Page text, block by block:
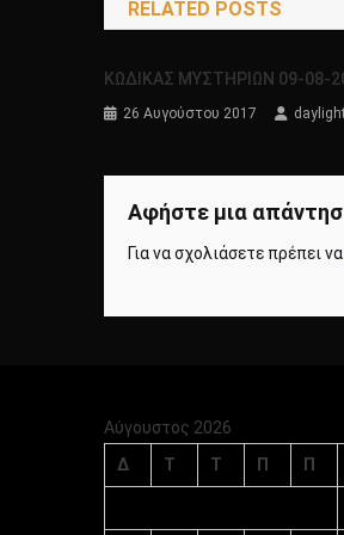
RELATED POSTS
ΚΩΔΙΚΑΣ ΜΥΣΤΗΡΙΩΝ 09-08-
26 Αυγούστου 2017
Αφήστε μια
Για να σχολιάσετε πρέπει να
Αύγουστος 2026
Δ
Τ Τ Π Π